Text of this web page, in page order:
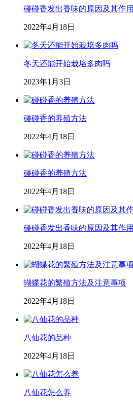
碰碰香发出香味的原因及其作用
2022年4月18日
冬天还能开始栽培多肉吗
2023年1月3日
碰碰香的养殖方法
2022年4月18日
碰碰香的养殖方法
2022年4月18日
碰碰香发出香味的原因及其作用
2022年4月18日
蝴蝶花的繁殖方法及注意事项
2022年4月18日
八仙花的品种
2022年4月18日
八仙花怎么养